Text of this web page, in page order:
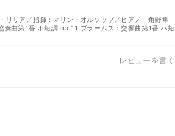
リリア／指揮：マリン・オルソップ／ピアノ：角野隼
奏曲第1番 ホ短調 op.11 ブラームス：交響曲第1番 ハ短
レビューを書く